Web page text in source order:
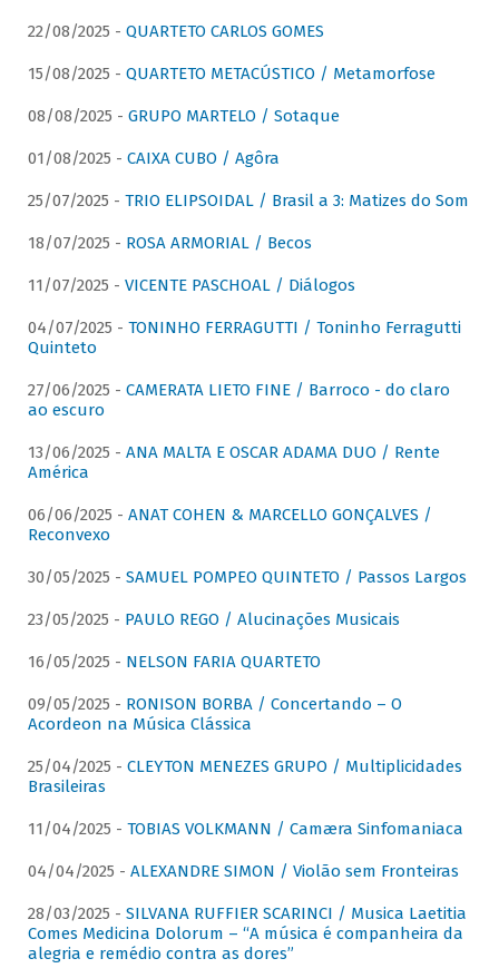
22/08/2025 - QUARTETO CARLOS GOMES
15/08/2025 - QUARTETO METACÚSTICO / Metamorfose
08/08/2025 - GRUPO MARTELO / Sotaque
01/08/2025 - CAIXA CUBO / Agôra
25/07/2025 - TRIO ELIPSOIDAL / Brasil a 3: Matizes do Som
18/07/2025 - ROSA ARMORIAL / Becos
11/07/2025 - VICENTE PASCHOAL / Diálogos
04/07/2025 - TONINHO FERRAGUTTI / Toninho Ferragutti
Quinteto
27/06/2025 - CAMERATA LIETO FINE / Barroco - do claro
ao escuro
13/06/2025 - ANA MALTA E OSCAR ADAMA DUO / Rente
América
06/06/2025 - ANAT COHEN & MARCELLO GONÇALVES /
Reconvexo
30/05/2025 - SAMUEL POMPEO QUINTETO / Passos Largos
23/05/2025 - PAULO REGO / Alucinações Musicais
16/05/2025 - NELSON FARIA QUARTETO
09/05/2025 - RONISON BORBA / Concertando – O
Acordeon na Música Clássica
25/04/2025 - CLEYTON MENEZES GRUPO / Multiplicidades
Brasileiras
11/04/2025 - TOBIAS VOLKMANN / Camæra Sinfomaniaca
04/04/2025 - ALEXANDRE SIMON / Violão sem Fronteiras
28/03/2025 - SILVANA RUFFIER SCARINCI / Musica Laetitia
Comes Medicina Dolorum – “A música é companheira da
alegria e remédio contra as dores”